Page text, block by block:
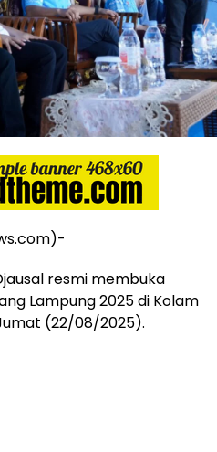
resmi membuka
Lampung 2025 di Kolam
(22/08/2025).